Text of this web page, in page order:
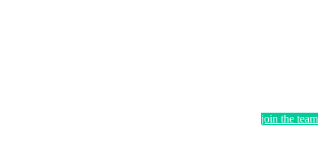
join the team